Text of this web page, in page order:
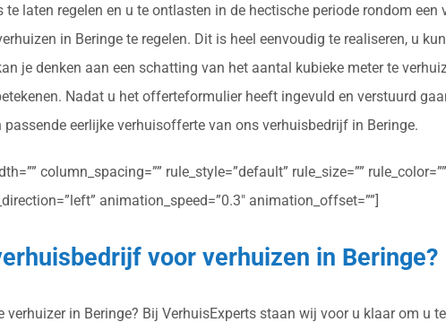
laten regelen en u te ontlasten in de hectische periode rondom
in Beringe te regelen. Dit is heel eenvoudig te realiseren, u
je denken aan een schatting van het aantal kubieke meter te
Nadat u het offerteformulier heeft ingevuld en verstuurd
eerlijke verhuisofferte van ons verhuisbedrijf in Beringe.
column_spacing=”” rule_style=”default” rule_size=””
animation_speed=”0.3″ animation_offset=””]
voor verhuizen in Beringe?
in Beringe? Bij VerhuisExperts staan wij voor u klaar om u